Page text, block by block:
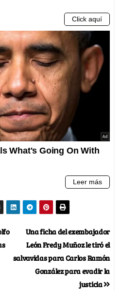
Una ficha del exembajador
León Fredy Muñoz le tiró el
salvavidas para Carlos Ramón
González para evadir la
justicia